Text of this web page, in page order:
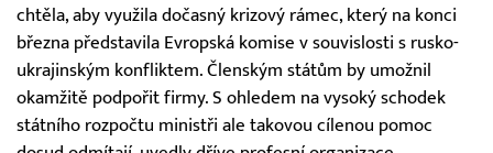
chtěla, aby využila dočasný krizový rámec, který na konci
března představila Evropská komise v souvislosti s rusko-
ukrajinským konfliktem. Členským státům by umožnil
okamžitě podpořit firmy. S ohledem na vysoký schodek
státního rozpočtu ministři ale takovou cílenou pomoc